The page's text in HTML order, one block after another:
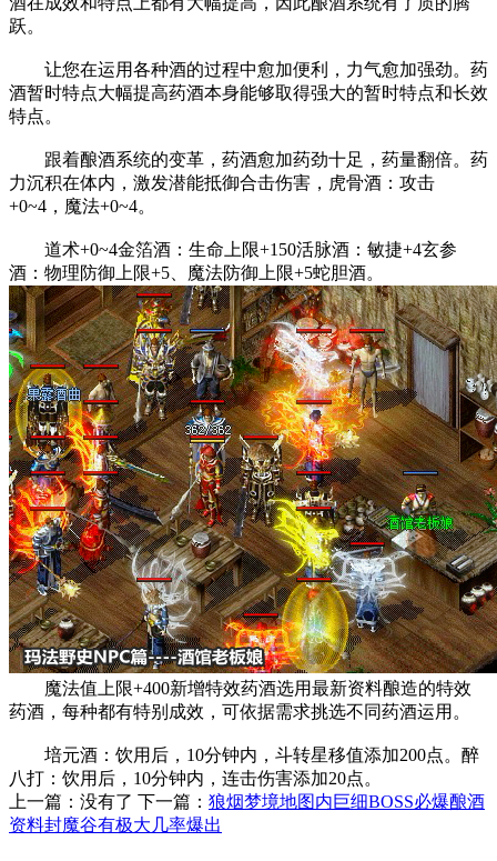
跃。
让您在运用各种酒的过程中愈加便利，力气愈加强劲。药
酒暂时特点大幅提高药酒本身能够取得强大的暂时特点和长效
特点。
跟着酿酒系统的变革，药酒愈加药劲十足，药量翻倍。药
力沉积在体内，激发潜能抵御合击伤害，虎骨酒：攻击
+0~4，魔法+0~4。
道术+0~4金箔酒：生命上限+150活脉酒：敏捷+4玄参
酒：物理防御上限+5、魔法防御上限+5蛇胆酒。
魔法值上限+400新增特效药酒选用最新资料酿造的特效
药酒，每种都有特别成效，可依据需求挑选不同药酒运用。
培元酒：饮用后，10分钟内，斗转星移值添加200点。醉
八打：饮用后，10分钟内，连击伤害添加20点。
上一篇：没有了 下一篇： 狼烟梦境地图内巨细BOSS必爆酿酒
资料封魔谷有极大几率爆出